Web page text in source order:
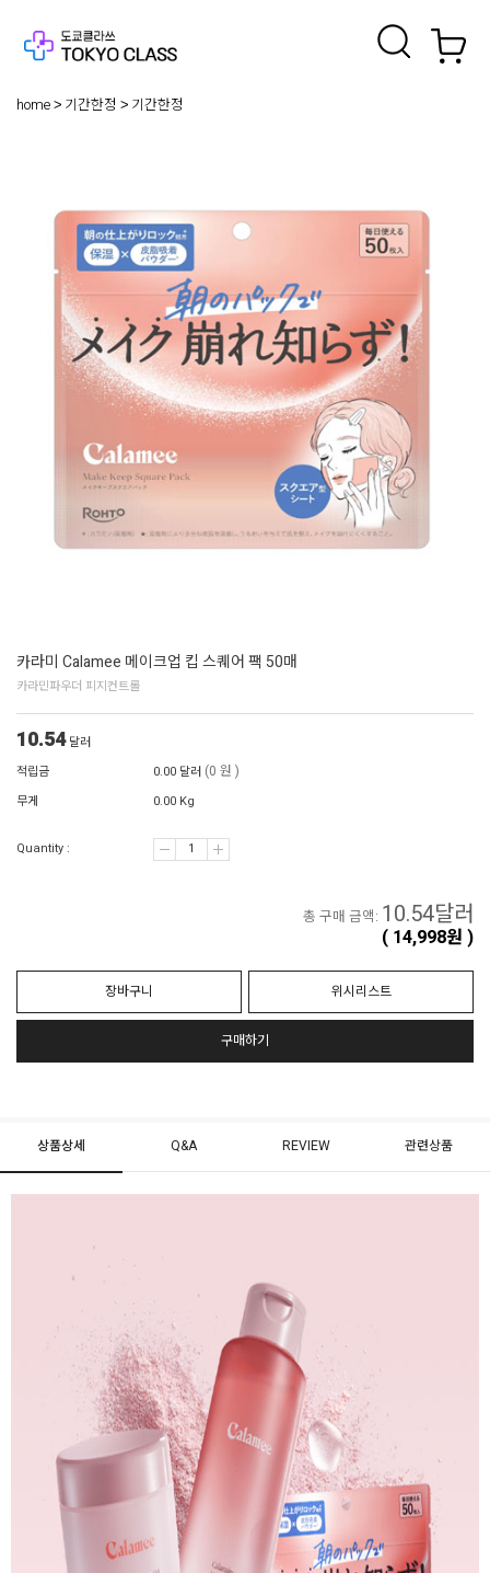
home 기간한정 기간한정
카라미 Calamee 메이크업 킵 스퀘어 팩 50매
카라민파우더 피지컨트롤
10.54 달러
적립금
0.00 달러 (0 원 )
무게 0.00 Kg
Quantity :
총 구매 금액: 10.54달러
( 14,998원 )
장바구니 위시리스트
구매하기
상품상세 Q&A REVIEW 관련상품